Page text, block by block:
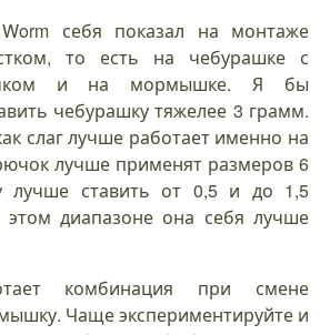
себя показал на монтаже
то есть на чебурашке с
и на мормышке. Я бы
чебурашку тяжелее 3 грамм.
слаг лучше работает именно на
лучше применят размеров 6
ставить от 0,5 и до 1,5
диапазоне она себя лучше
комбинация при смене
Чаще экспериментируйте и